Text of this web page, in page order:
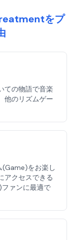
をプ
ての物語で音楽
他のリズムゲー
(Game)をお楽し
アクセスできる
ァンに最適で